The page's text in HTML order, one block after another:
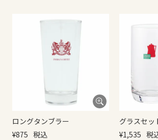
ロングタンブラー
¥875 税込
グラスセッ
¥1,535 税